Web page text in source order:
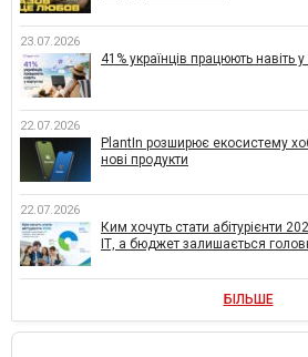
23.07.2026
41% українців працюють навіть
22.07.2026
PlantIn розширює екосистему
нові продукти
22.07.2026
Ким хочуть стати абітурієнти
ІТ, а бюджет залишається
БІЛЬШЕ